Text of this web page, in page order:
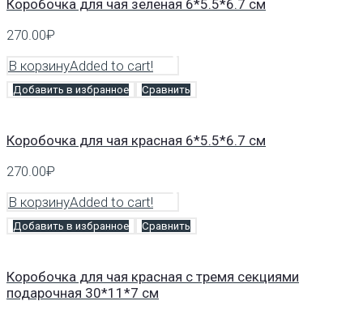
Коробочка для чая зеленая 6*5.5*6.7 см
270.00₽
В корзинуAdded to cart!
Добавить в избранное Сравнить
Коробочка для чая красная 6*5.5*6.7 см
270.00₽
В корзинуAdded to cart!
Добавить в избранное Сравнить
Коробочка для чая красная с тремя секциями
подарочная 30*11*7 см